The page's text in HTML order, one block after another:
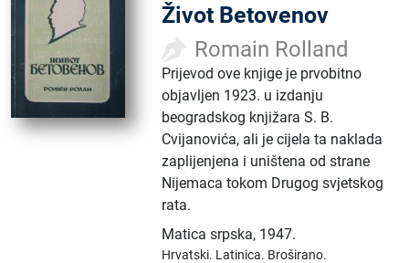
Život Betovenov
Romain Rolland
Prijevod ove knjige je prvobitno
objavljen 1923. u izdanju
beogradskog knjižara S. B.
Cvijanovića, ali je cijela ta naklada
zaplijenjena i uništena od strane
Nijemaca tokom Drugog svjetskog
rata.
Matica srpska, 1947.
Hrvatski. Latinica. Broširano.